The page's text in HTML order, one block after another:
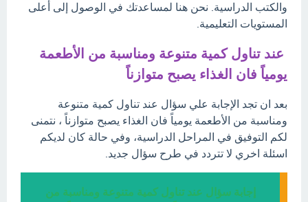
والكتب الدراسية. نحن هنا لمساعدتك في الوصول إلى أعلى
المستويات التعليمية.
عند تناول كمية متنوعة ومناسبة من الأطعمة
يومياً فان الغذاء يصبح متوازناً
بعد ان تجد الإجابة علي سؤال عند تناول كمية متنوعة
ومناسبة من الأطعمة يومياً فان الغذاء يصبح متوازناً ، نتمنى
لكم التوفيق في المراحل الدراسية، وفي حالة كان لديكم
اسئلة اخري لا تتردد في طرح سؤال جديد.
إجابة سؤال عند تناول كمية متنوعة ومناسبة من